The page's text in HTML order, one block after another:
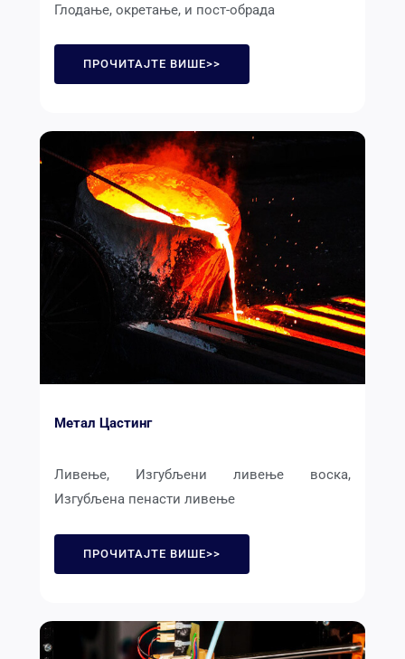
Глодање, окретање, и пост-обрада
ПРОЧИТАЈТЕ ВИШЕ>>
Метал Цастинг
Ливење, Изгубљени ливење воска,
Изгубљена пенасти ливење
ПРОЧИТАЈТЕ ВИШЕ>>